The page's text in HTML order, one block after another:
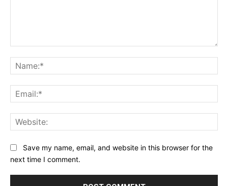
Save my name, email, and website in this browser for the
next time I comment.